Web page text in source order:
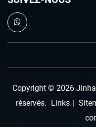
Copyright © 2026
réservés. Links |